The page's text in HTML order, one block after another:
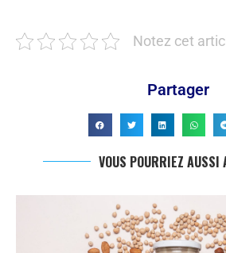
Notez cet
Partager
VOUS POURRIEZ AUSSI